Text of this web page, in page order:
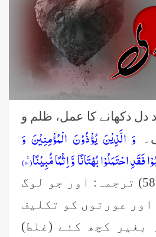
دل دکھانے کا عمل، ظلم و
وَ الَّذِیْنَ یُؤْذُوْنَ الْمُؤْمِنِیْنَ وَ
احْتَمَلُوْا بُهْتَانًا وَّ اِثْمًا مُّبِیْنًا۠(۵۸)
(پ 22، الاحزاب: 58) ترجمہ: اور جو لوگ
عورتوں کو تکلیف
بغیر کچھ کئے (غلط)